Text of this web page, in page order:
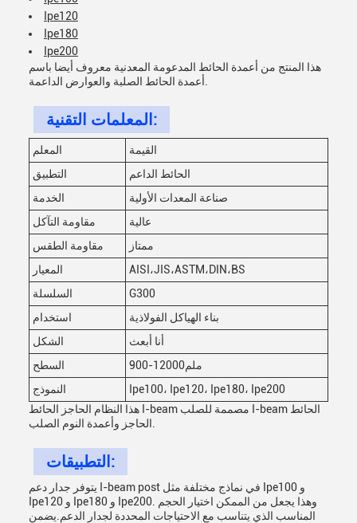
Ipe120
Ipe180
Ipe200
هذا المنتج من أعمدة الحائط المدعومة المعدنية معروف أيضا باسم
المعلمات التقنية:
المعلم
القيمة
التطبيق
الحائط الداعم
الخدمة
صناعة المعدات الأولية
مقاومة التآكل
عالية
مقاومة الطقس
ممتاز
المعيار
AISI،JIS،ASTM،DIN،BS
السلسلة
G300
استخدام
بناء الهياكل الفولاذية
الشكل
أنا أبعث
السطح
900-12000ملم
النموذج
Ipe100، Ipe120، Ipe180، Ipe200
هذا النظام الحاجز الحائط I-beam مصممة للصلب I-beam الحائط
التطبيقات:
يتوفر جدار دعم I-beam post في نماذج مختلفة مثل Ipe100 و
Ipe120 و Ipe180 و Ipe200. وهذا يجعل من الممكن اختيار الحجم
المناسب الذي يتناسب مع الاحتياجات المحددة لجدار الدعم.يضمن